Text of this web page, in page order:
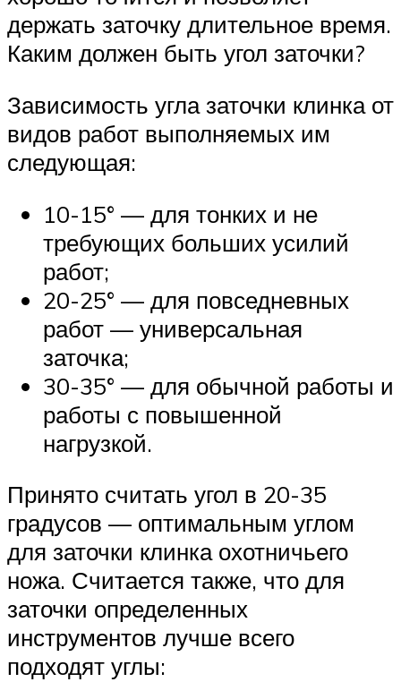
держать заточку длительное время.
Каким должен быть угол заточки?
Зависимость угла заточки клинка от
видов работ выполняемых им
следующая:
10-15° — для тонких и не
требующих больших усилий
работ;
20-25° — для повседневных
работ — универсальная
заточка;
30-35° — для обычной работы и
работы с повышенной
нагрузкой.
Принято считать угол в 20-35
градусов — оптимальным углом
для заточки клинка охотничьего
ножа. Считается также, что для
заточки определенных
инструментов лучше всего
подходят углы: